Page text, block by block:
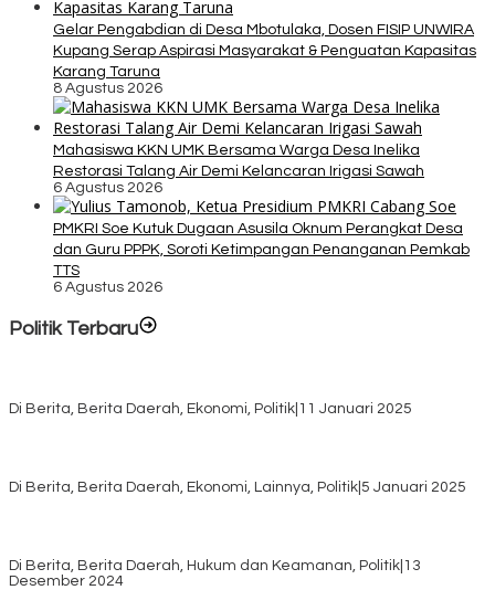
Gelar Pengabdian di Desa Mbotulaka, Dosen FISIP UNWIRA
Kupang Serap Aspirasi Masyarakat & Penguatan Kapasitas
Karang Taruna
8 Agustus 2026
Mahasiswa KKN UMK Bersama Warga Desa Inelika
Restorasi Talang Air Demi Kelancaran Irigasi Sawah
6 Agustus 2026
PMKRI Soe Kutuk Dugaan Asusila Oknum Perangkat Desa
dan Guru PPPK, Soroti Ketimpangan Penanganan Pemkab
TTS
6 Agustus 2026
Politik Terbaru
Di Berita, Berita Daerah, Ekonomi, Politik 11 Januari 2025
Di Berita, Berita Daerah, Ekonomi, Lainnya, Politik 5 Januari 2025
Di Berita, Berita Daerah, Hukum dan Keamanan, Politik 13
Desember 2024